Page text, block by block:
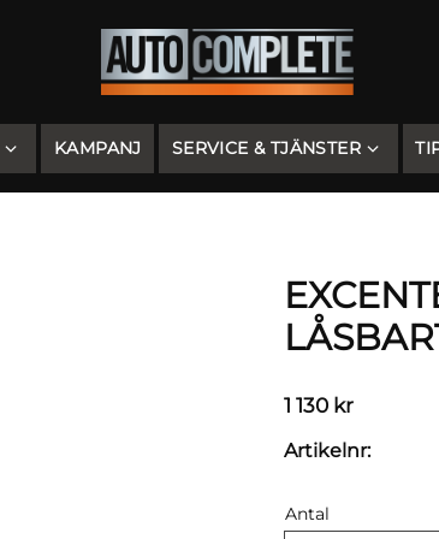
KAMPANJ SERVICE & TJÄNSTER
1 130kr
Antal
Artikelnr